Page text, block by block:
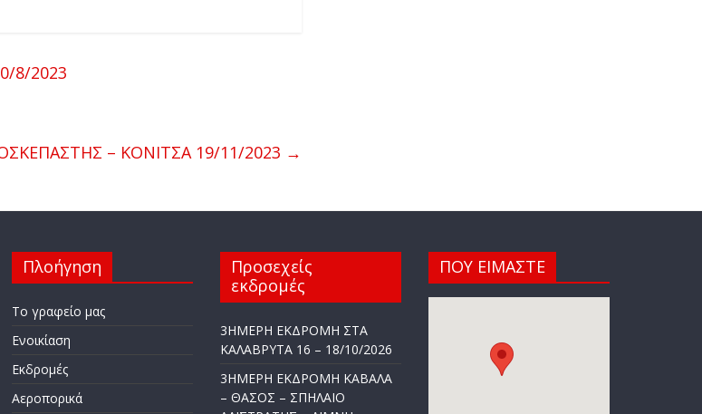
8/2023
– ΚΟΝΙΤΣΑ 19/11/2023 →
Πλοήγηση
Το γραφείο μας
Ενοικίαση
Εκδρομές
Αεροπορικά
Προσεχείς
εκδρομές
3ΗΜΕΡΗ ΕΚΔΡΟΜΗ ΣΤΑ
ΚΑΛΑΒΡΥΤΑ 16 – 18/10/2026
3ΗΜΕΡΗ ΕΚΔΡΟΜΗ ΚΑΒΑΛΑ
– ΘΑΣΟΣ – ΣΠΗΛΑΙΟ
ΠΟΥ ΕΙΜΑΣΤΕ